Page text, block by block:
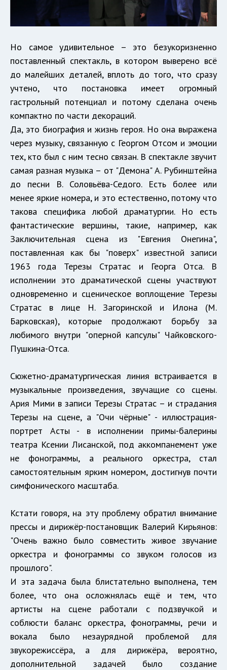
Но самое удивительное – это безукоризненно
поставленный спектакль, в котором выверено всё
до малейших деталей, вплоть до того, что сразу
учтено, что постановка имеет огромный
гастрольный потенциал и потому сделана очень
компактно по части декораций.
Да, это биография и жизнь героя. Но она выражена
через музыку, связанную с Георгом Отсом и эмоции
тех, кто был с ним тесно связан. В спектакле звучит
самая разная музыка – от "Демона" А. Рубинштейна
до песни В. Соловьёва-Седого. Есть более или
менее яркие номера, и это естественно, потому что
такова специфика любой драматургии. Но есть
фантастические вершины, такие, например, как
Заключительная сцена из "Евгения Онегина",
поставленная как бы "поверх" известной записи
1963 года Терезы Стратас и Георга Отса. В
исполнении это драматической сцены участвуют
одновременно и сценическое воплощение Терезы
Стратас в лице Н. Загоринской и Илона (М.
Барковская), которые продолжают борьбу за
любимого внутри "оперной капсулы" Чайковского-
Пушкина-Отса.
Сюжетно-драматургическая линия встраивается в
музыкальные произведения, звучащие со сцены.
Ария Мими в записи Терезы Стратас – и страдания
Терезы на сцене, а "Очи чёрные" - иллюстрация-
портрет Асты - в исполнении примы-балерины
театра Ксении Лисанской, под аккомпанемент уже
не фонограммы, а реального оркестра, стал
самостоятельным ярким номером, достигнув почти
симфонического масштаба.
Кстати говоря, на эту проблему обратил внимание
прессы и дирижёр-постановщик Валерий Кирьянов:
"Очень важно было совместить живое звучание
оркестра и фонограммы со звуком голосов из
прошлого".
И эта задача была блистательно выполнена, тем
более, что она осложнялась ещё и тем, что
артисты на сцене работали с подзвучкой и
соблюсти баланс оркестра, фонограммы, речи и
вокала было незаурядной проблемой для
звукорежиссёра, а для дирижёра, вероятно,
дополнительной задачей было создание